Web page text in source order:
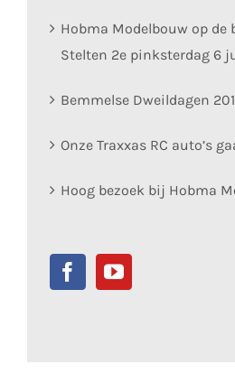
Hobma Modelbouw op de
Stelten 2e pinksterdag 6
Bemmelse Dweildagen
Onze Traxxas RC auto’s
Hoog bezoek bij Hobma